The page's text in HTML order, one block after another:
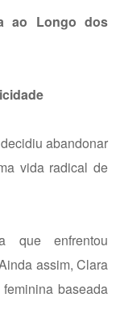
ao Longo dos
abandonar
vida radical de
que enfrentou
assim, Clara
baseada